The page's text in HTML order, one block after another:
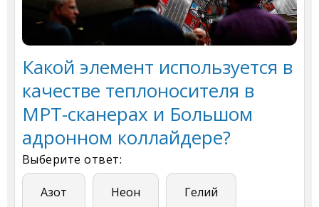
Какой элемент используется в
качестве теплоносителя в
МРТ-сканерах и Большом
адронном коллайдере?
Выберите ответ:
Азот Неон Гелий